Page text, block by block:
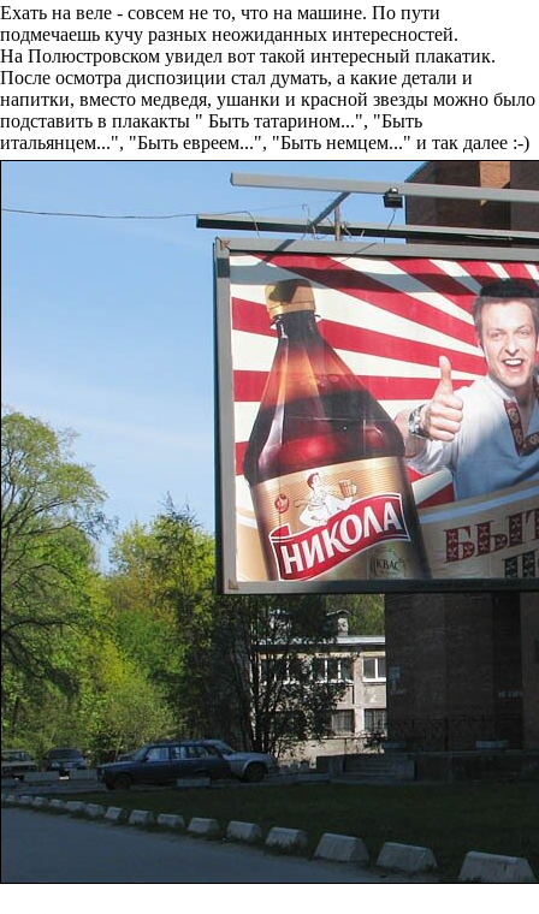
Ехать на веле - совсем не то, что на машине. По пути
подмечаешь кучу разных неожиданных интересностей.
На Полюстровском увидел вот такой интересный плакатик.
После осмотра диспозиции стал думать, а какие детали и
напитки, вместо медведя, ушанки и красной звезды можно было
подставить в плакакты " Быть татарином...", "Быть
итальянцем...", "Быть евреем...", "Быть немцем..." и так далее :-)